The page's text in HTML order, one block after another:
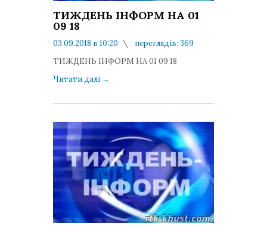
ТИЖДЕНЬ ІНФОРМ НА 01
09 18
03.09.2018 в 10:20
переглядів: 369
ТИЖДЕНЬ ІНФОРМ НА 01 09 18
Читати далі →